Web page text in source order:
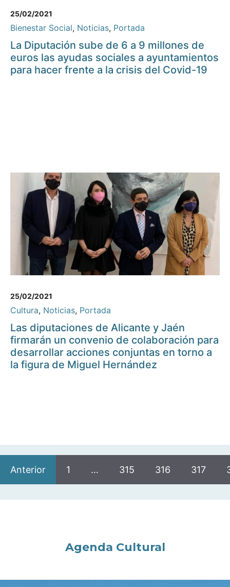
25/02/2021
Bienestar Social, Noticias, Portada
La Diputación sube de 6 a 9 millones de
euros las ayudas sociales a ayuntamientos
para hacer frente a la crisis del Covid-19
25/02/2021
Cultura, Noticias, Portada
Las diputaciones de Alicante y Jaén
firmarán un convenio de colaboración para
desarrollar acciones conjuntas en torno a
la figura de Miguel Hernández
Anterior 1 … 315 316 317
Agenda Cultural